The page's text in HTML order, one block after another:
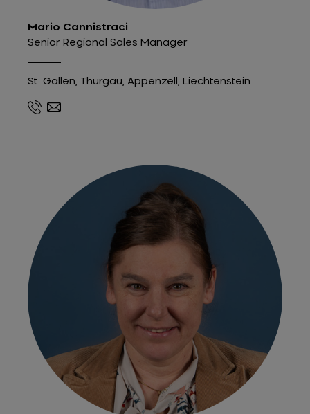
Mario Cannistraci
Senior Regional Sales Manager
St. Gallen, Thurgau, Appenzell, Liechtenstein